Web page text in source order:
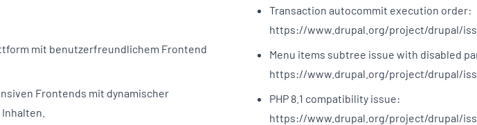
mit benutzerfreundlichem Frontend
Frontends mit dynamischer
Transaction autocommit execution order:
https://www.drupal.org/project/drupal/
Menu items subtree issue with disabled
https://www.drupal.org/project/drupal/
PHP 8.1 compatibility issue:
https://www.drupal.org/project/drupal/